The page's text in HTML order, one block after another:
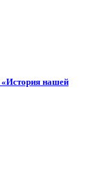
«История нашей